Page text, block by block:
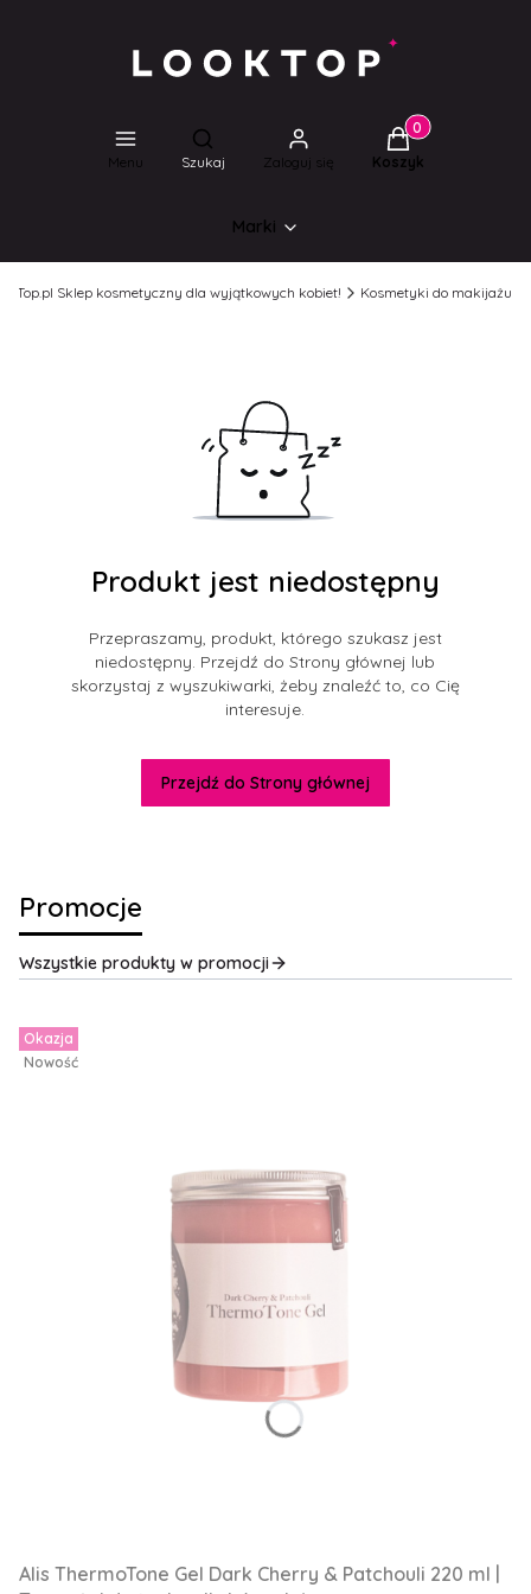
Menu
Otwórz wyszukiwarkę
Szukaj Zaloguj się
Produkty w
Koszyk
Marki
Sklep kosmetyczny dla wyjątkowych kobiet! Kosmetyki do makijażu
Produkt jest niedostępny
Przepraszamy, produkt, którego szukasz jest
niedostępny. Przejdź do Strony głównej lub
skorzystaj z wyszukiwarki, żeby znaleźć to, co Cię
interesuje.
Przejdź do Strony głównej
Promocje
Wszystkie produkty w promocji
Okazja
Nowość
Alis ThermoTone Gel Dark Cherry & Patchouli 220 ml |